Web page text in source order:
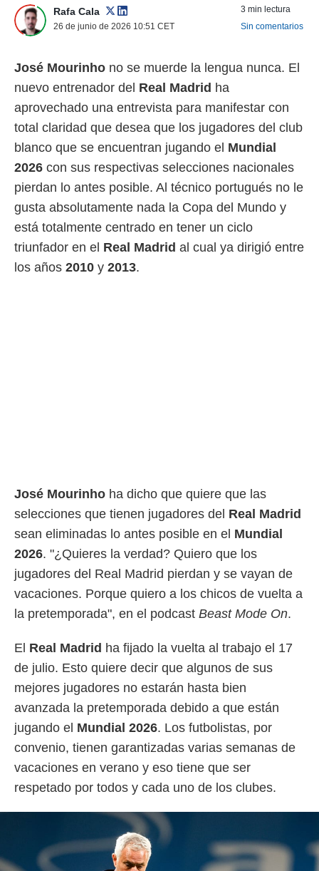
más
de
disponible
ni para
o
aunque
Puedes
web a
únicos
similares
este sitio
Rafa Cala
26 de junio de 2026 10:51 CET
3 min lectura
Sin comentarios
José Mourinho no se muerde la lengua nunca. El
nuevo entrenador del Real Madrid ha
aprovechado una entrevista para manifestar con
total claridad que desea que los jugadores del club
blanco que se encuentran jugando el Mundial
2026 con sus respectivas selecciones nacionales
pierdan lo antes posible. Al técnico portugués no le
gusta absolutamente nada la Copa del Mundo y
está totalmente centrado en tener un ciclo
triunfador en el Real Madrid al cual ya dirigió entre
los años 2010 y 2013.
José Mourinho ha dicho que quiere que las
selecciones que tienen jugadores del Real Madrid
sean eliminadas lo antes posible en el Mundial
2026. "¿Quieres la verdad? Quiero que los
jugadores del Real Madrid pierdan y se vayan de
vacaciones. Porque quiero a los chicos de vuelta a
la pretemporada", en el podcast Beast Mode On.
El Real Madrid ha fijado la vuelta al trabajo el 17
de julio. Esto quiere decir que algunos de sus
mejores jugadores no estarán hasta bien
avanzada la pretemporada debido a que están
jugando el Mundial 2026. Los futbolistas, por
convenio, tienen garantizadas varias semanas de
vacaciones en verano y eso tiene que ser
respetado por todos y cada uno de los clubes.